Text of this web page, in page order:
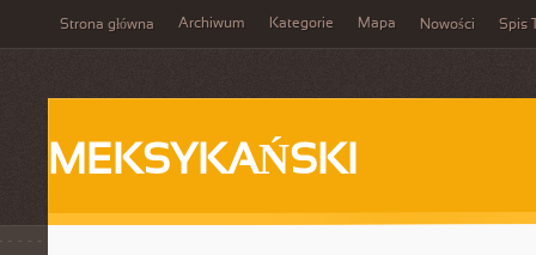
Strona główna Archiwum Kategorie Mapa Nowości Spis
MEKSYKAŃSKI